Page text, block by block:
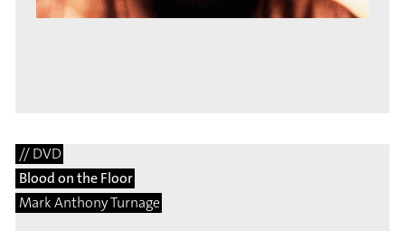
// DVD
Blood on the Floor
Mark Anthony Turnage